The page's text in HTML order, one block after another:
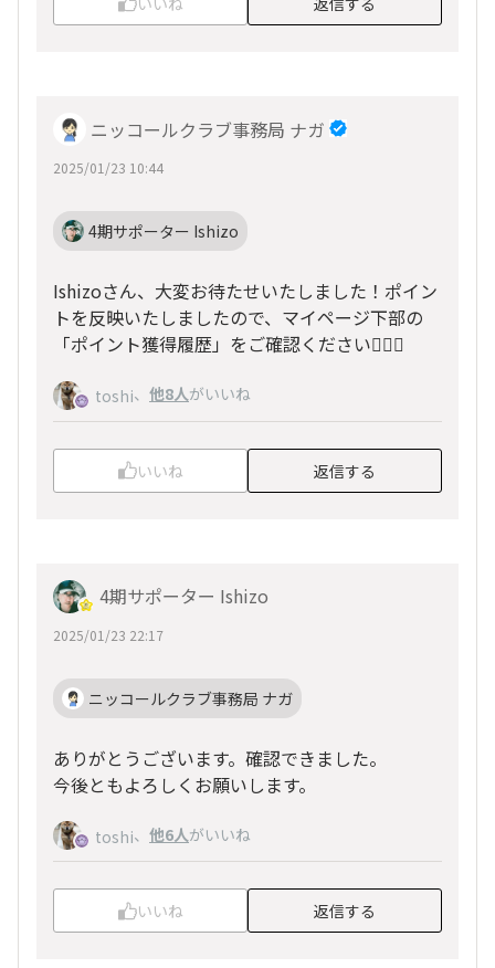
ニッコールクラブ事務局 ナガ
2025/01/23 10:44
4期サポーター Ishizo
Ishizoさん、大変お待たせいたしました！ポイン
トを反映いたしましたので、マイページ下部の
「ポイント獲得履歴」をご確認ください🙇🏻‍♀️
toshi、 他8人がいいね
いいね 返信する
4期サポーター Ishizo
2025/01/23 22:17
ニッコールクラブ事務局 ナガ
ありがとうございます。確認できました。
今後ともよろしくお願いします。
toshi、 他6人がいいね
いいね 返信する